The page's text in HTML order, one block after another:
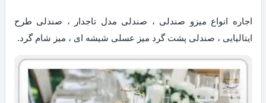
اجاره انواع میزو صندلی ، صندلی مدل تاجدار ، صندلی طرح
ایتالیایی ، صندلی پشت گرد میز عسلی شیشه ای ، میز شام گرد.